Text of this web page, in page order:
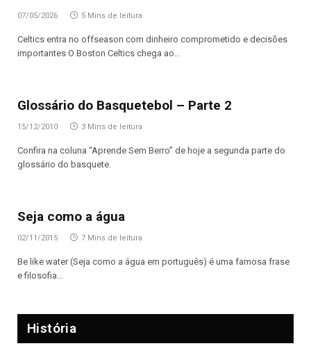
07/05/2026 5 Mins de leitura
Celtics entra no offseason com dinheiro comprometido e decisões
importantes O Boston Celtics chega ao…
Glossário do Basquetebol – Parte 2
15/12/2010 3 Mins de leitura
Confira na coluna “Aprende Sem Berro” de hoje a segunda parte do
glossário do basquete.
Seja como a água
02/11/2015 7 Mins de leitura
Be like water (Seja como a água em português) é uma famosa frase
e filosofia…
História